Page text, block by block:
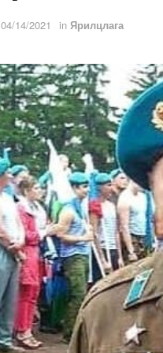
04/14/2021 in Ярилцлага